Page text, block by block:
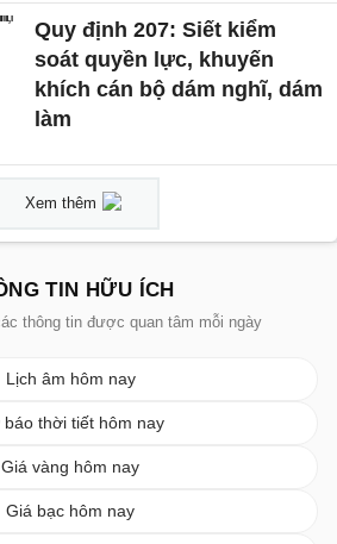
Quy định 207: Siết kiểm
soát quyền lực, khuyến
khích cán bộ dám nghĩ, dám
làm
Xem thêm
TIN HỮU ÍCH
thông tin được quan tâm mỗi ngày
Lịch âm hôm nay
báo thời tiết hôm nay
Giá vàng hôm nay
Giá bạc hôm nay